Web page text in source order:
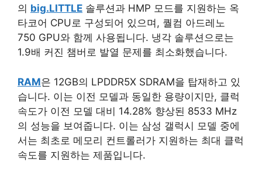
의 big.LITTLE 솔루션과 HMP 모드를 지원하는 옥
타코어 CPU로 구성되어 있으며, 퀄컴 아드레노
750 GPU와 함께 사용됩니다. 냉각 솔루션으로는
1.9배 커진 챔버로 발열 문제를 최소화했습니다.
RAM은 12GB의 LPDDR5X SDRAM을 탑재하고 있
습니다. 이는 이전 모델과 동일한 용량이지만, 클럭
속도가 이전 모델 대비 14.28% 향상된 8533 MHz
의 성능을 보여줍니다. 이는 삼성 갤럭시 모델 중에
서는 최초로 메모리 컨트롤러가 지원하는 최대 클럭
속도를 지원하는 제품입니다.